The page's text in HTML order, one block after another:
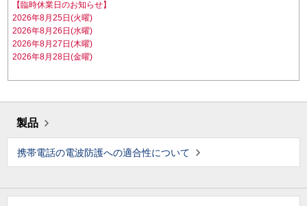
【臨時休業日のお知らせ】
2026年8月25日(火曜)
2026年8月26日(水曜)
2026年8月27日(木曜)
2026年8月28日(金曜)
製品
携帯電話の電波防護への適合性について